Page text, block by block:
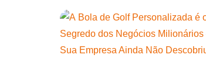
Bolas Personalizadas
Bolha de Sabão Personalizada